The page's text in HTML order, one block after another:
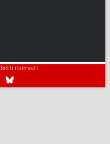
riservati.